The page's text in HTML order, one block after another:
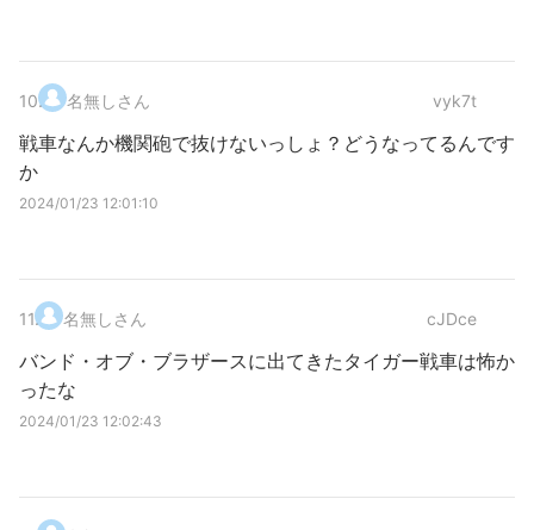
10. 名無しさん vyk7t
戦車なんか機関砲で抜けないっしょ？どうなってるんです
か
2024/01/23 12:01:10
11. 名無しさん cJDce
バンド・オブ・ブラザースに出てきたタイガー戦車は怖か
ったな
2024/01/23 12:02:43